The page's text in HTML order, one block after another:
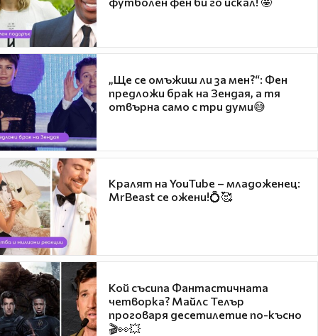
„Ще се омъжиш ли за мен?“: Фен
предложи брак на Зендая, а тя
отвърна само с три думи😅
Кралят на YouTube – младоженец:
MrBeast се ожени!💍🥰
Кой съсипа Фантастичната
четворка? Майлс Телър
проговаря десетилетие по-късно
🎬👀💥